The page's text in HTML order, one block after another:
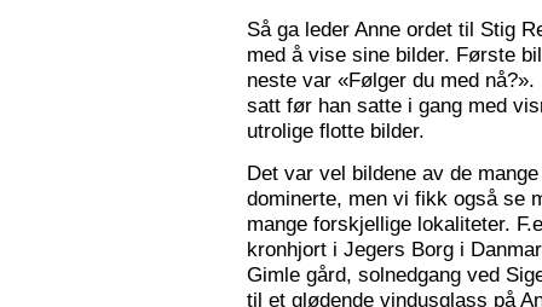
Så ga leder Anne ordet til Stig
med å vise sine bilder. Første
neste var «Følger du med
satt før han satte i gang med
utrolige flotte bilder.
Det var vel bildene av de
dominerte, men vi fikk også se
mange forskjellige lokaliteter.
kronhjort i Jegers Borg i
Gimle gård, solnedgang ved
til et glødende vindusglass på